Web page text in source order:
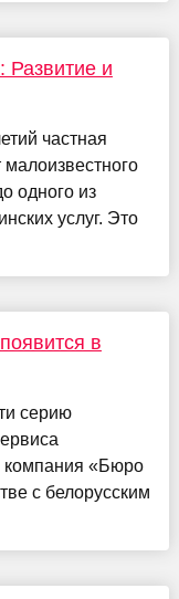
Развитие и
частная
одного из
услуг. Это
в
серию
компания «Бюро
с белорусским